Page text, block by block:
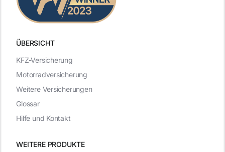
ÜBERSICHT
WEITERE PRODUKTE
KFZ-Versicherung
Motorradversicherung
Weitere Versicherungen
Glossar
Hilfe und Kontakt